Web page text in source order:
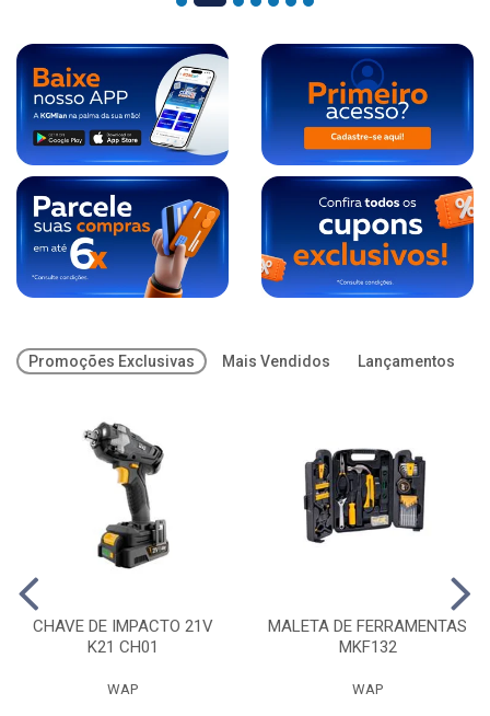
Promoções Exclusivas Mais Vendidos Lançamentos
CHAVE DE IMPACTO 21V
K21 CH01
WAP
MALETA DE FERRAMENTAS
MKF132
WAP